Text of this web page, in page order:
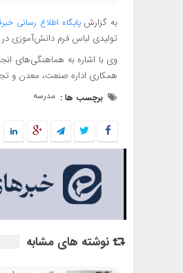
به گزارشپایگاه اطلاع رسانی
تولیدی لباس فرم دانش‌آموزی
وی با اشاره به هماهنگی‌های
همکاری اداره صنعت، معدن و
برچسب ها : مدرسه
نوشته های مشابه